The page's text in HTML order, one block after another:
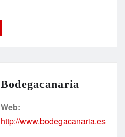
Bodegacanaria
Web:
http://www.bodegacanaria.es